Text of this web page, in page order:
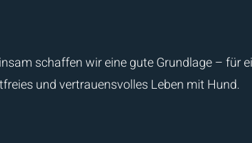
schaffen wir eine gute Grundlage – für
und vertrauensvolles Leben mit Hund.